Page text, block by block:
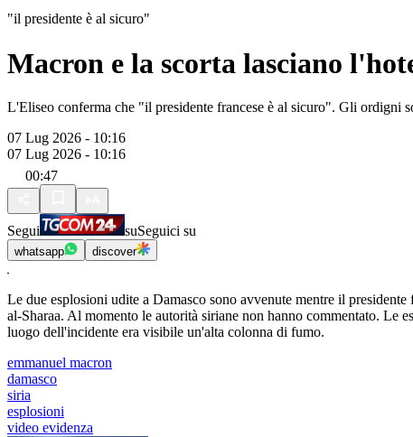
"il presidente è al sicuro"
Macron e la scorta lasciano
L'Eliseo conferma che "il presidente francese è al sicuro". Gli ordigni
07 Lug 2026 - 10:16
07 Lug 2026 - 10:16
00:47
Segui suSeguici su
whatsapp discover
Le due esplosioni udite a Damasco sono avvenute mentre il
al-Sharaa. Al momento le autorità siriane non hanno commentato. Le
luogo dell'incidente era visibile un'alta colonna di fumo.
emmanuel macron
damasco
siria
esplosioni
video evidenza